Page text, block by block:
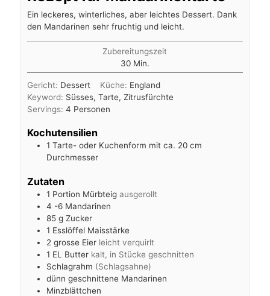
Ein leckeres, winterliches, aber leichtes Dessert. Dank
den Mandarinen sehr fruchtig und leicht.
Zubereitungszeit
30Minuten
Min.
Gericht: Dessert Küche: England
Keyword: Süsses, Tarte, Zitrusfürchte
Servings: 4 Personen
Kochutensilien
1 Tarte- oder Kuchenform mit ca. 20 cm
Durchmesser
Zutaten
1 Portion Mürbteig ausgerollt
4 -6 Mandarinen
85 g Zucker
1 Esslöffel Maisstärke
2 grosse Eier leicht verquirlt
1 EL Butter kalt, in Stücke geschnitten
Schlagrahm (Schlagsahne)
dünn geschnittene Mandarinen
Minzblättchen